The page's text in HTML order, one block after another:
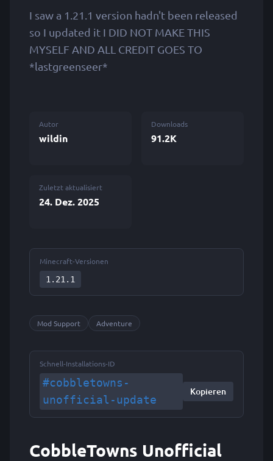
I saw a 1.21.1 version hadn't been released
so I updated it I DID NOT MAKE THIS
MYSELF AND ALL CREDIT GOES TO
*lastgreenseer*
Autor
wildin
Downloads
91.2K
Zuletzt aktualisiert
24. Dez. 2025
Minecraft-Versionen
1.21.1
Mod Support Adventure
Schnell-Installations-ID
#cobbletowns-
unofficial-update
Kopieren
CobbleTowns Unofficial